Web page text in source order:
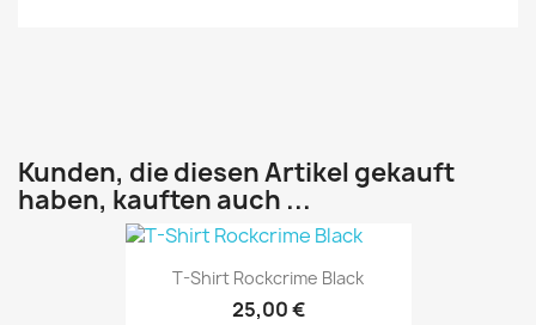
Kunden, die diesen Artikel gekauft
haben, kauften auch ...
T-Shirt Rockcrime Black
25,00 €